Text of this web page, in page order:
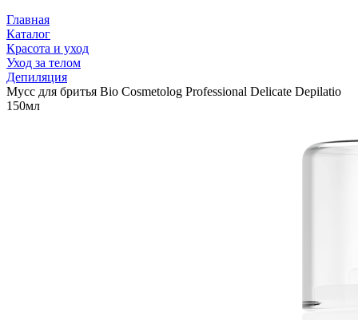
Главная
Каталог
Красота и уход
Уход за телом
Депиляция
Мусс для бритья Bio Cosmetolog Professional Delicate Depilatio
150мл